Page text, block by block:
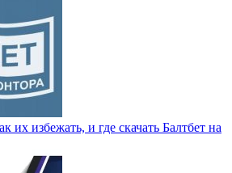
избежать, и где скачать Балтбет на